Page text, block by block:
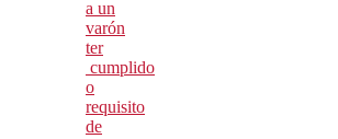
a un
varón
ter
cumplido
o
requisito
de